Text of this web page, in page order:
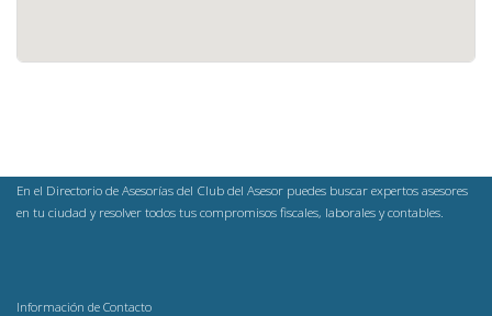
En el Directorio de Asesorías del Club del Asesor puedes buscar expertos asesores
en tu ciudad y resolver todos tus compromisos fiscales, laborales y contables.
Información de Contacto